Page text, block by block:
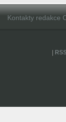
Kontakty redakce